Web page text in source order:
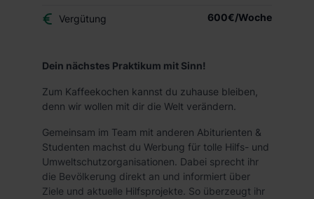
Vergütung 600€/Woche
Dein nächstes Praktikum mit Sinn!
Zum Kaffeekochen kannst du zuhause bleiben,
denn wir wollen mit dir die Welt verändern.
Gemeinsam im Team mit anderen Abiturienten &
Studenten machst du Werbung für tolle Hilfs- und
Umweltschutzorganisationen. Dabei sprecht ihr
die Bevölkerung direkt an und informiert über
Ziele und aktuelle Hilfsprojekte. So überzeugt ihr